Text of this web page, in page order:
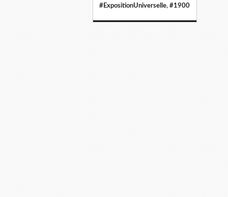
#ExpositionUniverselle, #1900